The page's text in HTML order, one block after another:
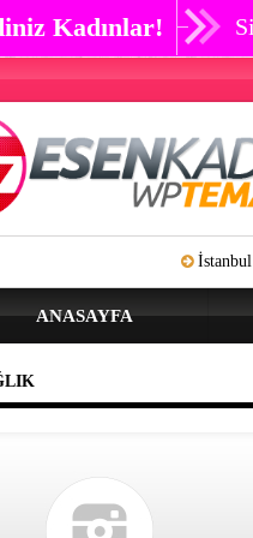
Kadınlar!
İstanbul Escort ve
ANASAYFA